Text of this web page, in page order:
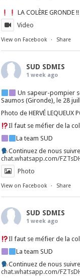
LA COLÈRE GRONDE !!
Video
View on Facebook · Share
SUD SDMIS
1 week ago
Un sapeur-pompier
Saumos (Gironde), le 28
Photo de HERVÉ LEQUEUX
Il faut se méfier de la
La team SUD
Continuez de nous
chat.whatsapp.com/
Photo
View on Facebook · Share
SUD SDMIS
1 week ago
Il faut se méfier de la
La team SUD
Continuez de nous
chat.whatsapp.com/